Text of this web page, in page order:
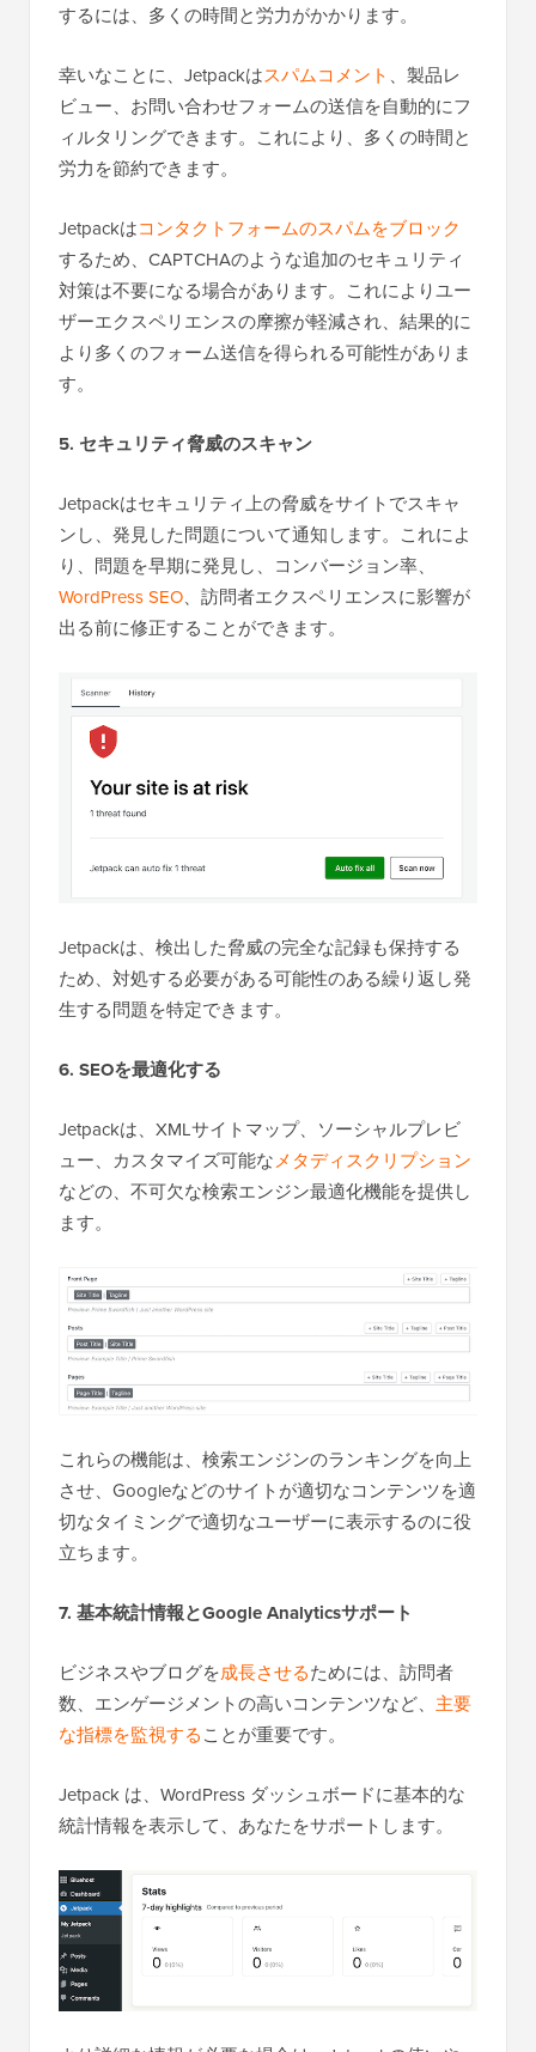
するには、多くの時間と労力がかかります。
幸いなことに、Jetpackはスパムコメント 、製品レ
ビュー、お問い合わせフォームの送信を自動的にフ
ィルタリングできます。これにより、多くの時間と
労力を節約できます。
Jetpackはコンタクトフォームのスパムをブロック
するため、CAPTCHAのような追加のセキュリティ
対策は不要になる場合があります。これによりユー
ザーエクスペリエンスの摩擦が軽減され、結果的に
より多くのフォーム送信を得られる可能性がありま
す。
5. セキュリティ脅威のスキャン
Jetpackはセキュリティ上の脅威をサイトでスキャ
ンし、発見した問題について通知します。これによ
り、問題を早期に発見し、コンバージョン率、
WordPress SEO、訪問者エクスペリエンスに影響が
出る前に修正することができます。
Jetpackは、検出した脅威の完全な記録も保持する
ため、対処する必要がある可能性のある繰り返し発
生する問題を特定できます。
6. SEOを最適化する
Jetpackは、XMLサイトマップ、ソーシャルプレビ
ュー、カスタマイズ可能なメタディスクリプション
などの、不可欠な検索エンジン最適化機能を提供し
ます。
これらの機能は、検索エンジンのランキングを向上
させ、Googleなどのサイトが適切なコンテンツを適
切なタイミングで適切なユーザーに表示するのに役
立ちます。
7. 基本統計情報とGoogle Analyticsサポート
ビジネスやブログを成長させるためには、訪問者
数、エンゲージメントの高いコンテンツなど、 主要
な指標を監視することが重要です。
Jetpack は、WordPress ダッシュボードに基本的な
統計情報を表示して、あなたをサポートします。